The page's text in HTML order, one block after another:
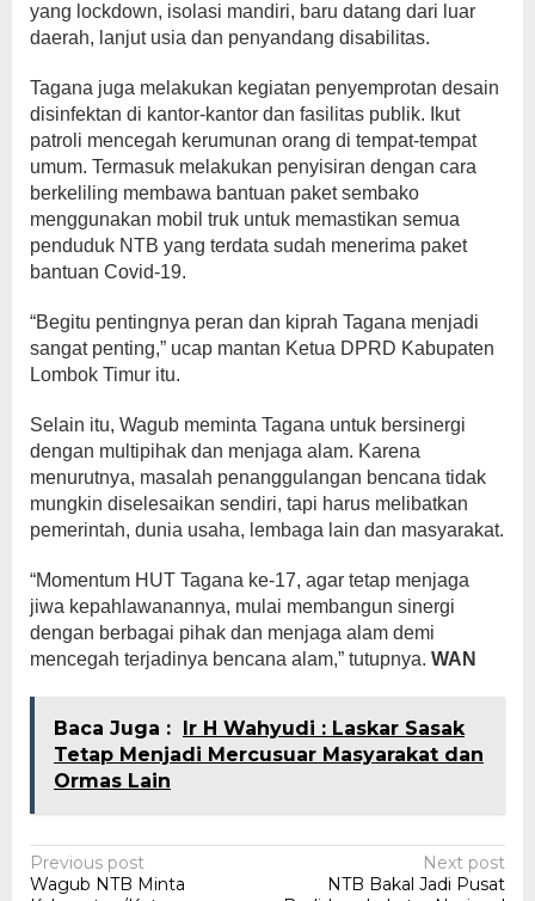
yang lockdown, isolasi mandiri, baru datang dari luar
daerah, lanjut usia dan penyandang disabilitas.
Tagana juga melakukan kegiatan penyemprotan desain
disinfektan di kantor-kantor dan fasilitas publik. Ikut
patroli mencegah kerumunan orang di tempat-tempat
umum. Termasuk melakukan penyisiran dengan cara
berkeliling membawa bantuan paket sembako
menggunakan mobil truk untuk memastikan semua
penduduk NTB yang terdata sudah menerima paket
bantuan Covid-19.
“Begitu pentingnya peran dan kiprah Tagana menjadi
sangat penting,” ucap mantan Ketua DPRD Kabupaten
Lombok Timur itu.
Selain itu, Wagub meminta Tagana untuk bersinergi
dengan multipihak dan menjaga alam. Karena
menurutnya, masalah penanggulangan bencana tidak
mungkin diselesaikan sendiri, tapi harus melibatkan
pemerintah, dunia usaha, lembaga lain dan masyarakat.
“Momentum HUT Tagana ke-17, agar tetap menjaga
jiwa kepahlawanannya, mulai membangun sinergi
dengan berbagai pihak dan menjaga alam demi
mencegah terjadinya bencana alam,” tutupnya. WAN
Baca Juga :
Ir H Wahyudi : Laskar Sasak
Tetap Menjadi Mercusuar Masyarakat dan
Ormas Lain
Post
Previous post
Wagub NTB Minta
Next post
NTB Bakal Jadi Pusat